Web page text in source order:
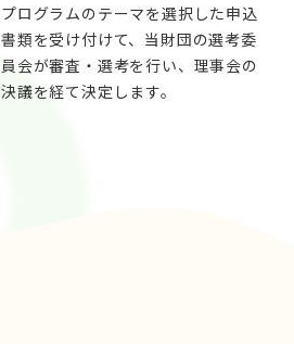
プログラムのテーマを選択した申込
書類を受け付けて、当財団の選考委
員会が審査・選考を行い、理事会の
決議を経て決定します。